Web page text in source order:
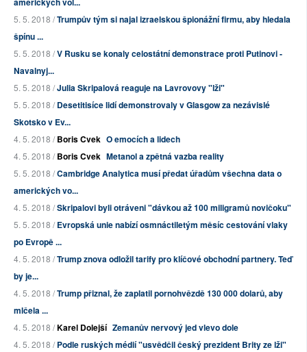
5. 5. 2018 /Trumpův tým si najal izraelskou špionážní firmu, aby hledala
špínu ...
5. 5. 2018 /V Rusku se konaly celostátní demonstrace proti Putinovi -
Navalnyj...
5. 5. 2018 /Julia Skripalová reaguje na Lavrovovy "lži"
5. 5. 2018 /Desetitisíce lidí demonstrovaly v Glasgow za nezávislé
Skotsko v Ev...
4. 5. 2018 /Boris Cvek O emocích a lidech
4. 5. 2018 /Boris Cvek Metanol a zpětná vazba reality
5. 5. 2018 /Cambridge Analytica musí předat úřadům všechna data o
amerických vo...
4. 5. 2018 /Skripalovi byli otráveni "dávkou až 100 miligramů novičoku"
5. 5. 2018 /Evropská unie nabízí osmnáctiletým měsíc cestování vlaky
po Evropě ...
4. 5. 2018 /Trump znova odložil tarify pro klíčové obchodní partnery. Teď
by je...
4. 5. 2018 /Trump přiznal, že zaplatil pornohvězdě 130 000 dolarů, aby
mlčela ...
4. 5. 2018 /Karel Dolejší Zemanův nervový jed vlevo dole
4. 5. 2018 /Podle ruských médií "usvědčil český prezident Brity ze lži"